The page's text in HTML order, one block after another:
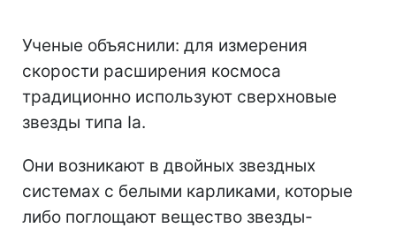
Ученые объяснили: для измерения
скорости расширения космоса
традиционно используют сверхновые
звезды типа Ia.
Они возникают в двойных звездных
системах с белыми карликами, которые
либо поглощают вещество звезды-